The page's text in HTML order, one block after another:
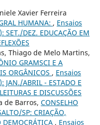
Xavier Ferreira
HUMANA: , Ensaios
DEZ. EDUCAÇÃO EM
Thiago de Melo Martins,
GRAMSCI E A
ORGÂNICOS , Ensaios
ABRIL - ESTADO E
E DISCUSSÕES
de Barros, CONSELHO
SP: CRIAÇÃO,
DEMOCRÁTICA , Ensaios